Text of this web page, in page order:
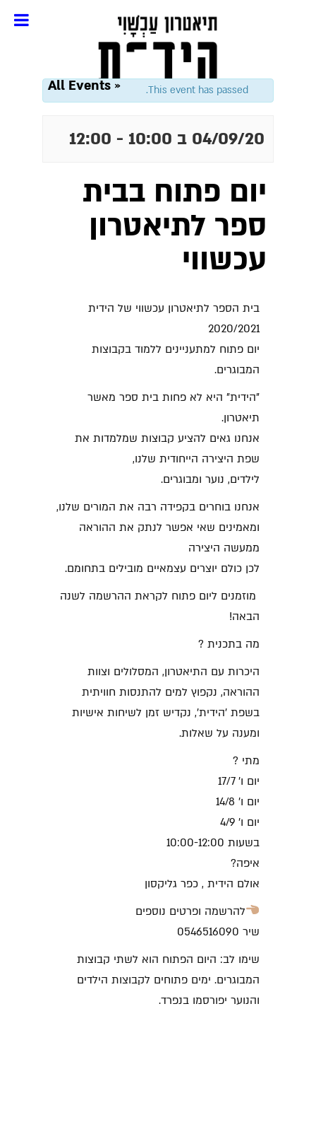
« All Events This event has passed.
04/09/20 ב 10:00 -
12:00
יום פתוח בבית
ספר לתיאטרון
עכשווי
בית הספר לתיאטרון עכשווי של הידית
2020/2021
יום פתוח למתעניינים ללמוד בקבוצות
המבוגרים.
"הידית" היא לא פחות בית ספר מאשר
תיאטרון.
אנחנו גאים להציע קבוצות שמלמדות את
שפת היצירה הייחודית שלנו,
לילדים, נוער ומבוגרים.
אנחנו בוחרים בקפידה רבה את המורים שלנו,
ומאמינים שאי אפשר לנתק את ההוראה
ממעשה היצירה
לכן כולם יוצרים עצמאיים מובילים בתחומם.
מוזמנים ליום פתוח לקראת ההרשמה לשנה
הבאה!
מה בתכנית ?
היכרות עם התיאטרון, המסלולים וצוות
ההוראה, נקפוץ למים להתנסות חוויתית
בשפת ׳הידית׳, נקדיש זמן לשיחות אישיות
ומענה על שאלות.
מתי ?
יום ו׳ 17/7
יום ו' 14/8
יום ו' 4/9
בשעות 10:00-12:00
איפה?
אולם הידית , כפר גליקסון
להרשמה ופרטים נוספים
שיר 0546516090
שימו לב: היום הפתוח הוא לשתי קבוצות
המבוגרים. ימים פתוחים לקבוצות הילדים
והנוער יפורסמו בנפרד.